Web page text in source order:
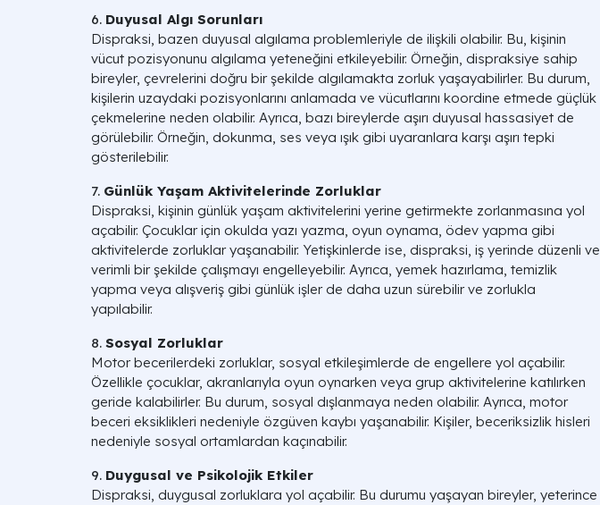
6. Duyusal Algı Sorunları
Dispraksi, bazen duyusal algılama problemleriyle de ilişkili olabilir. Bu, kişinin
vücut pozisyonunu algılama yeteneğini etkileyebilir. Örneğin, dispraksiye sahip
bireyler, çevrelerini doğru bir şekilde algılamakta zorluk yaşayabilirler. Bu durum,
kişilerin uzaydaki pozisyonlarını anlamada ve vücutlarını koordine etmede güçlük
çekmelerine neden olabilir. Ayrıca, bazı bireylerde aşırı duyusal hassasiyet de
görülebilir. Örneğin, dokunma, ses veya ışık gibi uyaranlara karşı aşırı tepki
gösterilebilir.
7. Günlük Yaşam Aktivitelerinde Zorluklar
Dispraksi, kişinin günlük yaşam aktivitelerini yerine getirmekte zorlanmasına yol
açabilir. Çocuklar için okulda yazı yazma, oyun oynama, ödev yapma gibi
aktivitelerde zorluklar yaşanabilir. Yetişkinlerde ise, dispraksi, iş yerinde düzenli ve
verimli bir şekilde çalışmayı engelleyebilir. Ayrıca, yemek hazırlama, temizlik
yapma veya alışveriş gibi günlük işler de daha uzun sürebilir ve zorlukla
yapılabilir.
8. Sosyal Zorluklar
Motor becerilerdeki zorluklar, sosyal etkileşimlerde de engellere yol açabilir.
Özellikle çocuklar, akranlarıyla oyun oynarken veya grup aktivitelerine katılırken
geride kalabilirler. Bu durum, sosyal dışlanmaya neden olabilir. Ayrıca, motor
beceri eksiklikleri nedeniyle özgüven kaybı yaşanabilir. Kişiler, beceriksizlik hisleri
nedeniyle sosyal ortamlardan kaçınabilir.
9. Duygusal ve Psikolojik Etkiler
Dispraksi, duygusal zorluklara yol açabilir. Bu durumu yaşayan bireyler, yeterince